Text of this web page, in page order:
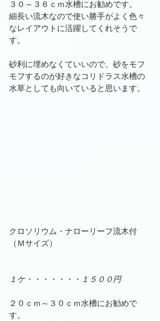
３０～３６ｃｍ水槽にお勧めです。
細長い流木なので使い勝手がよく色々
なレイアウトに活躍してくれそうで
す。
砂利に埋めなくていいので、砂をモフ
モフするのが好きなコリドラス水槽の
水草としても向いていると思います。
クロソリウム・ナローリーフ流木付
（Ｍサイズ）
１ケ・・・・・・・１５００円
２０ｃｍ～３０ｃｍ水槽にお勧めで
す。